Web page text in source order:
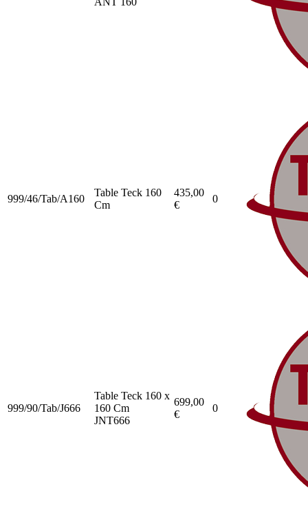
999/46/Tab/A160
Table Teck 160
Cm
435,00
€
0
999/90/Tab/J666
Table Teck 160 x
160 Cm
JNT666
699,00
€
0